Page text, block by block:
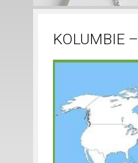
KOLUMBIE